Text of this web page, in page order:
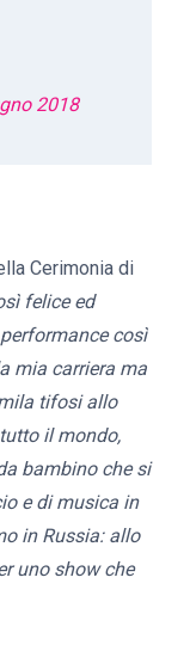
2018
Cerimonia di
felice ed
così
mia carriera ma
tifosi allo
il mondo,
bambino che si
e di musica in
in Russia: allo
uno show che